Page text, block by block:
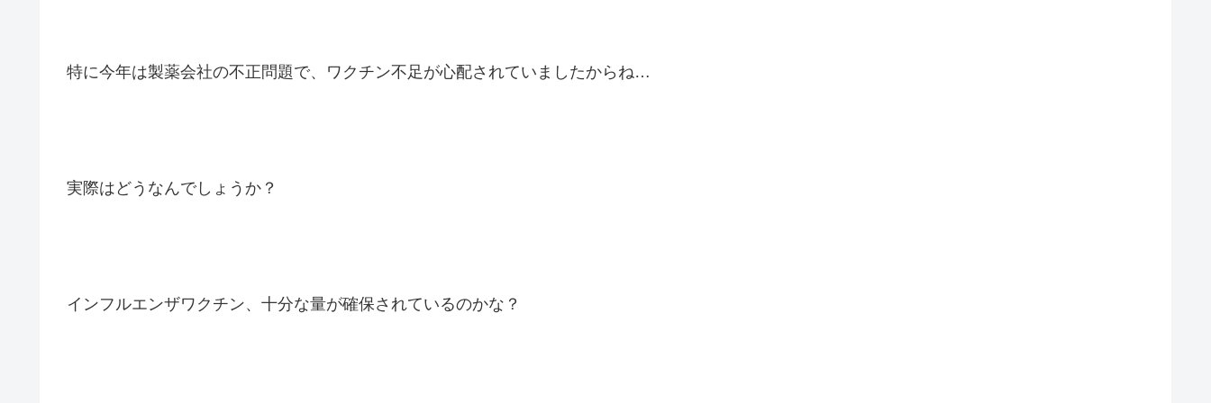
特に今年は製薬会社の不正問題で、ワクチン不足が心配されていましたからね…
実際はどうなんでしょうか？
インフルエンザワクチン、十分な量が確保されているのかな？